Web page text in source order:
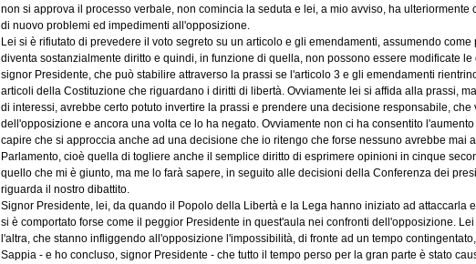
non si approva il processo verbale, non comincia la seduta e lei, a mio avviso, ha ulteriormente
di nuovo problemi ed impedimenti all'opposizione.
Lei si è rifiutato di prevedere il voto segreto su un articolo e gli emendamenti, assumendo
diventa sostanzialmente diritto e quindi, in funzione di quella, non possono essere modificate
signor Presidente, che può stabilire attraverso la prassi se l'articolo 3 e gli emendamenti
articoli della Costituzione che riguardano i diritti di libertà. Ovviamente lei si affida alla prassi,
di interessi, avrebbe certo potuto invertire la prassi e prendere una decisione responsabile, che
dell'opposizione e ancora una volta ce lo ha negato. Ovviamente non ci ha consentito
capire che si approccia anche ad una decisione che io ritengo che forse nessuno avrebbe mai
Parlamento, cioè quella di togliere anche il semplice diritto di esprimere opinioni in cinque
quello che mi è giunto, ma me lo farà sapere, in seguito alle decisioni della Conferenza dei
riguarda il nostro dibattito.
Signor Presidente, lei, da quando il Popolo della Libertà e la Lega hanno iniziato ad attaccarla
si è comportato forse come il peggior Presidente in quest'aula nei confronti dell'opposizione.
l'altra, che stanno infliggendo all'opposizione l'impossibilità, di fronte ad un tempo
Sappia - e ho concluso, signor Presidente - che tutto il tempo perso per la gran parte è stato